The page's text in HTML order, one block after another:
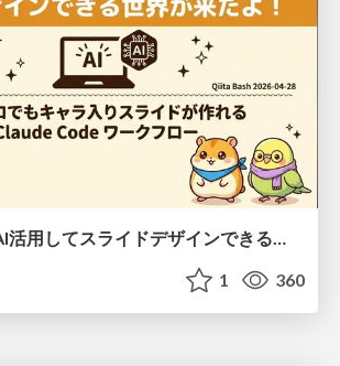
エンジニアがAI活用してスライドデザインできる世界が来たよ！
1 360